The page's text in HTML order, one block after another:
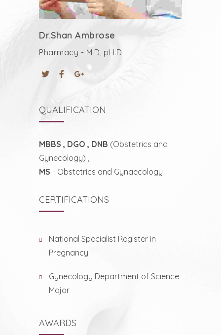
Dr.Shan Ambrose
Pharmacy - M.D, pH.D
QUALIFICATION
MBBS , DGO , DNB (Obstetrics and
Gynecology) ,
MS - Obstetrics and Gynaecology
CERTIFICATIONS
National Specialist Register in
Pregnancy
Gynecology Department of Science
Major
AWARDS